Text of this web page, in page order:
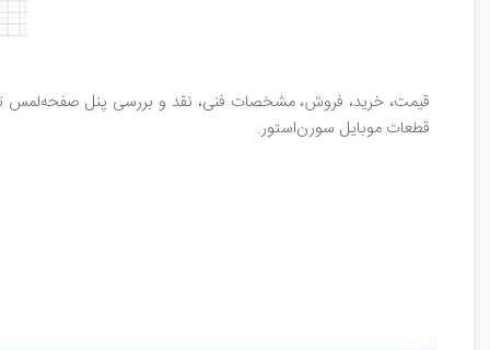
قیمت، خرید، فروش، مشخصات فنی، نقد و بررسی پنل صفحه‌لمس
قطعات ‌موبایل سورن‌استور.